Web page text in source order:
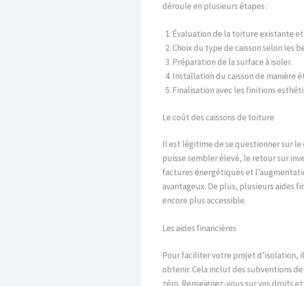
déroule en plusieurs étapes :
Évaluation de la toiture existante
Choix du type de caisson selon les
Préparation de la surface à isoler.
Installation du caisson de manière
Finalisation avec les finitions
Le coût des caissons de toiture
Il est légitime de se questionner sur le
puisse sembler élevé, le retour sur
factures énergétiques et
avantageux. De plus, plusieurs aides
encore plus accessible.
Les aides financières
Pour faciliter votre projet d’isolation,
obtenir. Cela inclut des subventions
zéro. Renseignez-vous sur vos droits